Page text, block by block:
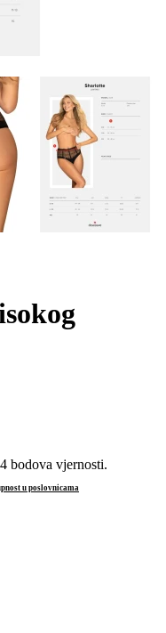
bodova vjernosti.
u poslovnicama